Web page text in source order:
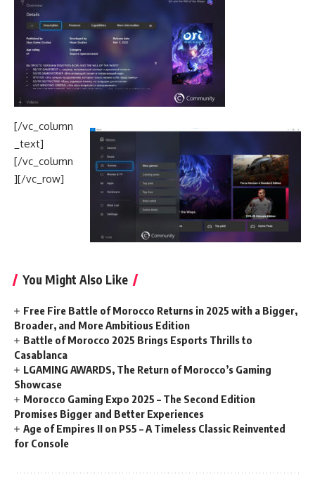
[/vc_column
_text]
[/vc_column
][/vc_row]
You Might Also Like
Free Fire Battle of Morocco Returns in 2025 with a Bigger,
Broader, and More Ambitious Edition
Battle of Morocco 2025 Brings Esports Thrills to
Casablanca
LGAMING AWARDS, The Return of Morocco’s Gaming
Showcase
Morocco Gaming Expo 2025 – The Second Edition
Promises Bigger and Better Experiences
Age of Empires II on PS5 – A Timeless Classic Reinvented
for Console